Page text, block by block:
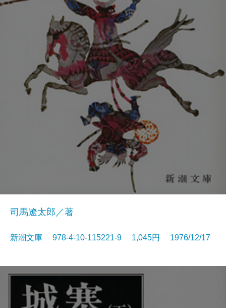
司馬遼太郎／著
新潮文庫 978-4-10-115221-9 1,045円 1976/12/17